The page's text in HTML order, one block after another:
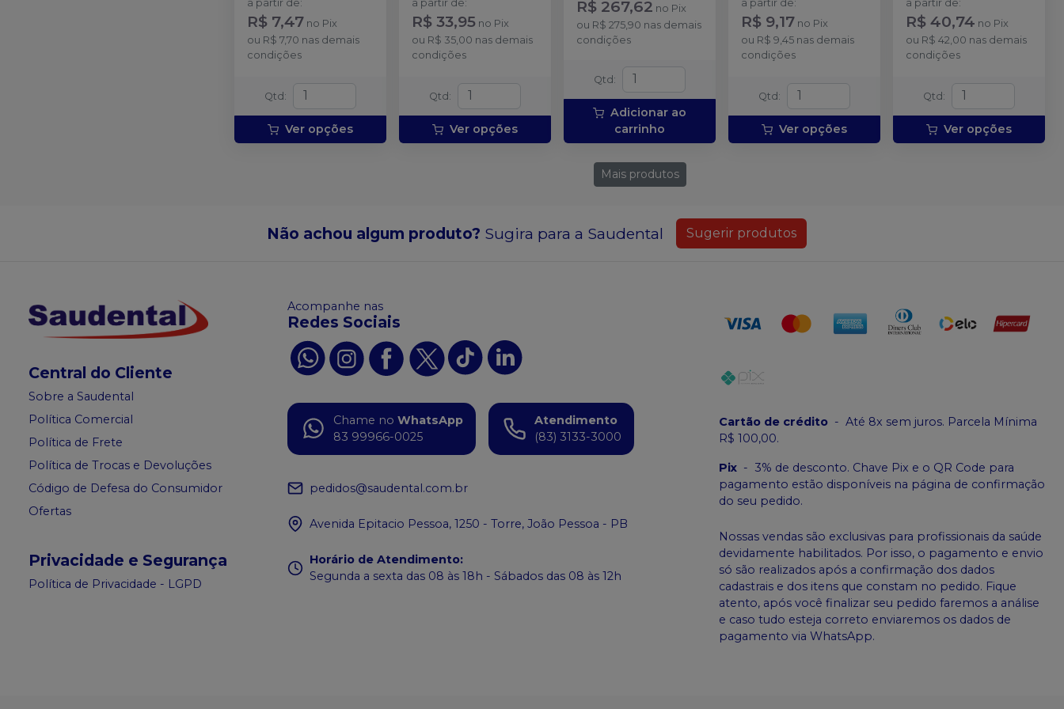
a partir de:
R$ 7,47 no Pix
ou R$ 7,70 nas demais
condições
Qtd :
Ver opções
a partir de:
R$ 33,95 no Pix
ou R$ 35,00 nas demais
condições
Qtd :
Ver opções
fios: - 1 par (superior e
inferior) do Flexy NiTi
Copper 0.014" - 1 par
Flexy NiTi Copper 0.018"
- 1 par (superior e
inferior) do Flexy NiTi
Copper 0.014"x0.025" - 1
par (superior e inferior)
do Flexy NiTi Copper
0.017"x0.025" - 1 par
(superior e inferior) do
(superior e inferior) do
Aço Orthometric SS
R$ 267,62 no Pix
ou R$ 275,90 nas demais
condições
Qtd :
Adicionar ao
carrinho
a partir de:
R$ 9,17 no Pix
ou R$ 9,45 nas demais
condições
Qtd :
Ver opções
a partir de:
R$ 40,74 no Pix
ou R$ 42,00 nas demais
condições
Qtd :
Ver opções
Mais produtos
Não achou algum produto? Sugira para a Saudental Sugerir produtos
Central do Cliente
Sobre a Saudental
Política Comercial
Política de Frete
Política de Trocas e Devoluções
Código de Defesa do Consumidor
Ofertas
Privacidade e Segurança
Política de Privacidade - LGPD
Acompanhe nas
Redes Sociais
Chame no WhatsApp
83 99966-0025
Atendimento
(83) 3133-3000
pedidos@saudental.com.br
Avenida Epitacio Pessoa, 1250 - Torre, João Pessoa - PB
Horário de Atendimento:
Segunda a sexta das 08 às 18h - Sábados das 08 às 12h
Cartão de crédito - Até 8x sem juros. Parcela Mínima
R$ 100,00.
Pix - 3% de desconto. Chave Pix e o QR Code para
pagamento estão disponíveis na página de confirmação
do seu pedido.
Nossas vendas são exclusivas para profissionais da saúde
devidamente habilitados. Por isso, o pagamento e envio
só são realizados após a confirmação dos dados
cadastrais e dos itens que constam no pedido. Fique
atento, após você finalizar seu pedido faremos a análise
e caso tudo esteja correto enviaremos os dados de
pagamento via WhatsApp.